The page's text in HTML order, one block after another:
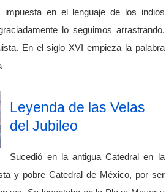
impuesta en el lenguaje de los indios
lo seguimos arrastrando,
En el siglo XVI empieza la palabra
Leyenda de las Velas
del Jubileo
Sucedió en la antigua Catedral en la
y pobre Catedral de México, por ser